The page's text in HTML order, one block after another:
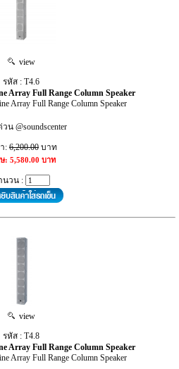
view
รหัส : T4.6
Array Full Range Column Speaker
Array Full Range Column Speaker
น @soundscenter
: 6,200.00 บาท
: 5,580.00 บาท
นวน :
view
รหัส : T4.8
Array Full Range Column Speaker
Array Full Range Column Speaker